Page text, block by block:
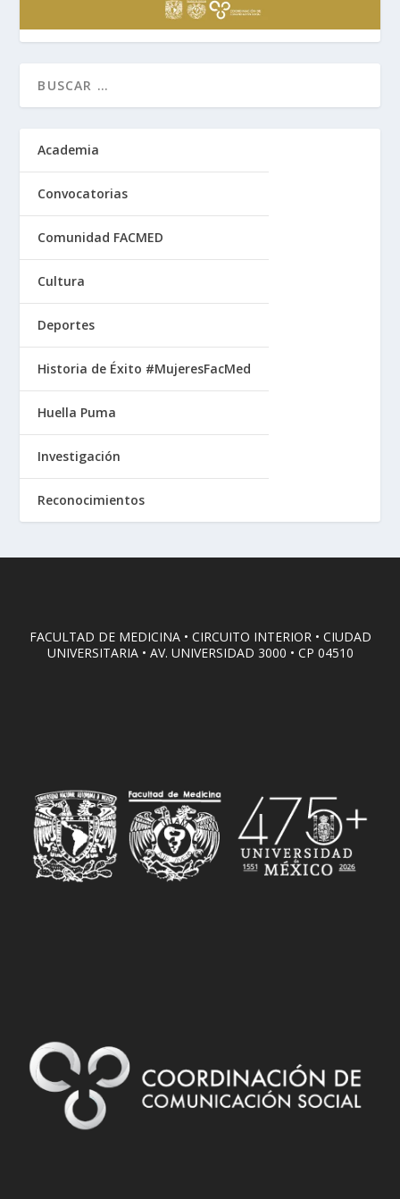
Academia
Convocatorias
Comunidad FACMED
Cultura
Deportes
Historia de Éxito #MujeresFacMed
Huella Puma
Investigación
Reconocimientos
FACULTAD DE MEDICINA • CIRCUITO INTERIOR • CIUDAD
UNIVERSITARIA • AV. UNIVERSIDAD 3000 • CP 04510